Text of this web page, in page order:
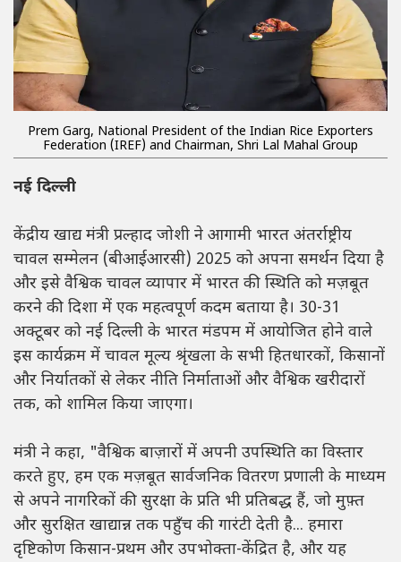
Prem Garg, National President of the Indian Rice Exporters
Federation (IREF) and Chairman, Shri Lal Mahal Group
नई दिल्ली
केंद्रीय खाद्य मंत्री प्रल्हाद जोशी ने आगामी भारत अंतर्राष्ट्रीय
चावल सम्मेलन (बीआईआरसी) 2025 को अपना समर्थन दिया है
और इसे वैश्विक चावल व्यापार में भारत की स्थिति को मज़बूत
करने की दिशा में एक महत्वपूर्ण कदम बताया है। 30-31
अक्टूबर को नई दिल्ली के भारत मंडपम में आयोजित होने वाले
इस कार्यक्रम में चावल मूल्य श्रृंखला के सभी हितधारकों, किसानों
और निर्यातकों से लेकर नीति निर्माताओं और वैश्विक खरीदारों
तक, को शामिल किया जाएगा।
मंत्री ने कहा, "वैश्विक बाज़ारों में अपनी उपस्थिति का विस्तार
करते हुए, हम एक मज़बूत सार्वजनिक वितरण प्रणाली के माध्यम
से अपने नागरिकों की सुरक्षा के प्रति भी प्रतिबद्ध हैं, जो मुफ़्त
और सुरक्षित खाद्यान्न तक पहुँच की गारंटी देती है... हमारा
दृष्टिकोण किसान-प्रथम और उपभोक्ता-केंद्रित है, और यह